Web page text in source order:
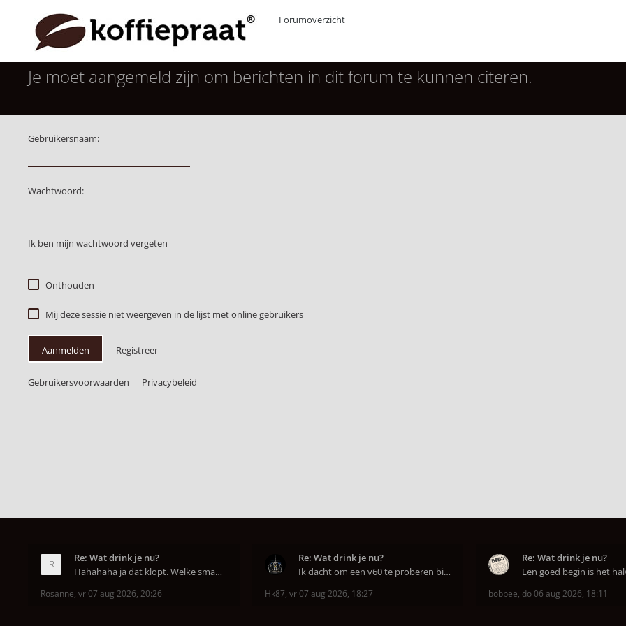
Forumoverzicht
Je moet aangemeld zijn om berichten in dit forum te kunnen citeren.
Gebruikersnaam:
Wachtwoord:
Ik ben mijn wachtwoord vergeten
Onthouden
Mij deze sessie niet weergeven in de lijst met online gebruikers
Aanmelden Registreer
Gebruikersvoorwaarden Privacybeleid
Re: Wat drink je nu?
Hahahaha ja dat klopt. Welke smaak had je?? Ben
Rosanne, vr 07 aug 2026, 20:26
Re: Wat drink je nu?
Ik dacht om een v60 te proberen bij DAK in Amsterd
Hk87, vr 07 aug 2026, 18:27
Re: Wat drink je nu?
bobbee, do 06 aug 2026, 18:11